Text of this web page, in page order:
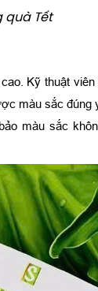
quà Tết
Kỹ thuật
màu sắc đúng
màu sắc